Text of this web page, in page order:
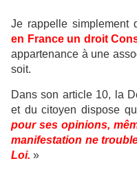
Je rappelle simplement
en France un droit
appartenance à une
soit.
Dans son article 10, la
et du citoyen dispose
pour ses opinions,
manifestation ne
Loi. »